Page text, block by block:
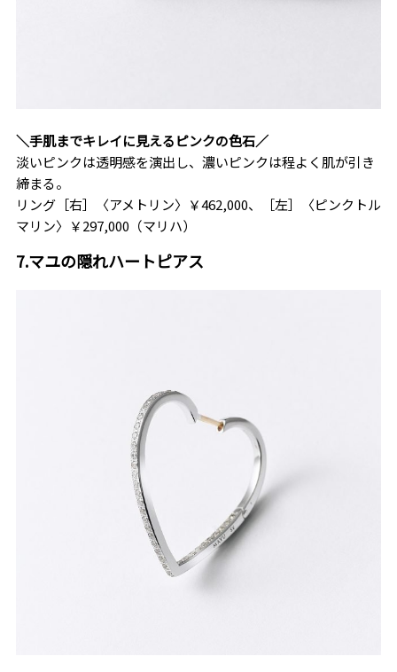
＼手肌までキレイに見えるピンクの色石／
淡いピンクは透明感を演出し、濃いピンクは程よく肌が引き
締まる。
リング［右］〈アメトリン〉￥462,000、［左］〈ピンクトル
マリン〉￥297,000（マリハ）
7.マユの隠れハートピアス